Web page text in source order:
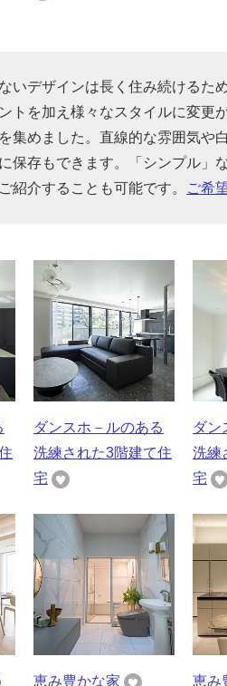
いデザインは長く住み続けるた
トを加え様々なスタイルに変更
集めました。直線的な雰囲気や
保存もできます。「シンプル」
紹介することも可能です。
ご希
ダンスホ－ルのある
洗練された3階建て住
宅
ダン
洗練
宅
恵み豊かな家 恵み